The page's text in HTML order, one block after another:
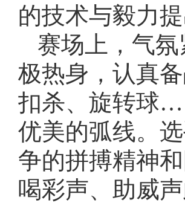
的技术与毅力
赛场上，气
极热身，认真
扣杀、旋转球
优美的弧线。
争的拼搏精神
喝彩声、助威